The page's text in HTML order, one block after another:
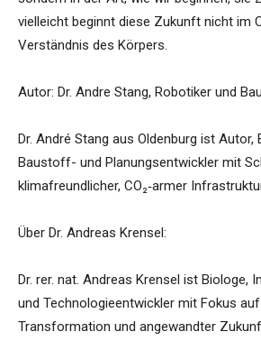
vielleicht beginnt diese Zukunft nicht im
Verständnis des Körpers.
Autor: Dr. Andre Stang, Robotiker und
Dr. André Stang aus Oldenburg ist Autor,
Baustoff- und Planungsentwickler mit
klimafreundlicher, CO₂‑armer
Über Dr. Andreas Krensel:
Dr. rer. nat. Andreas Krensel ist Biologe,
und Technologieentwickler mit Fokus
Transformation und angewandter